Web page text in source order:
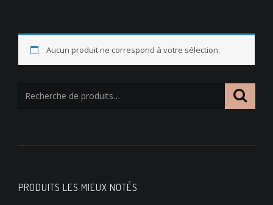
Aucun produit ne correspond à votre sélection.
PRODUITS LES MIEUX NOTÉS